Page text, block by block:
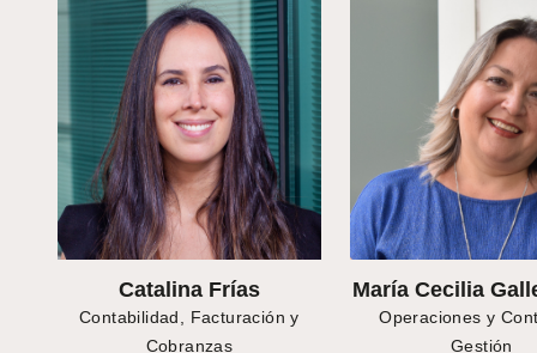
Catalina Frías
Contabilidad, Facturación y
Cobranzas
María Cecilia
Operaciones y
Gestión